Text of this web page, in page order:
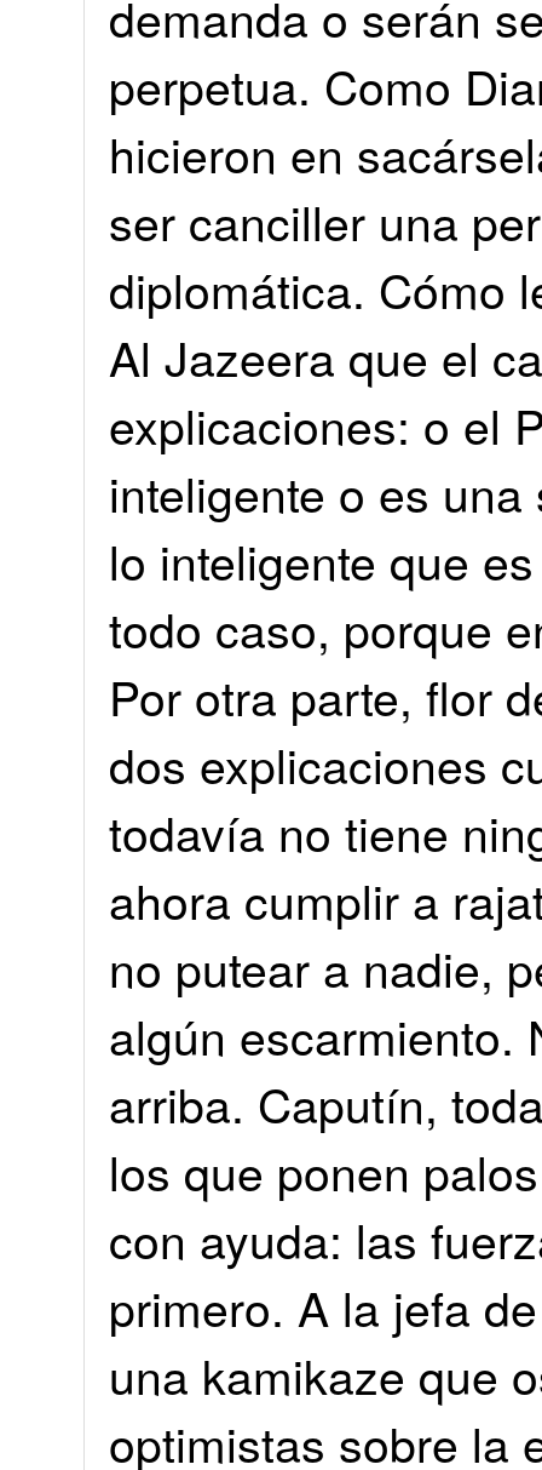
demanda o serán
perpetua. Como
hicieron en
ser canciller una
diplomática. Cómo
Al Jazeera que el
explicaciones: o el
inteligente o es una
lo inteligente que
todo caso, porque
Por otra parte, flor
dos explicaciones
todavía no tiene
ahora cumplir a
no putear a nadie,
algún escarmiento.
arriba. Caputín,
los que ponen
con ayuda: las
primero. A la jefa
una kamikaze que
optimistas sobre la